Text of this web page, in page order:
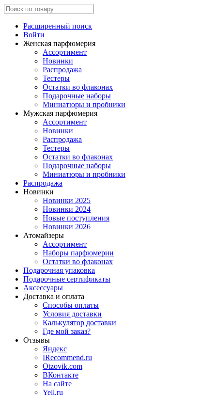
Расширенный поиск
Войти
Женская парфюмерия
Ассортимент
Новинки
Распродажа
Тестеры
Остатки во флаконах
Подарочные наборы
Миниатюры и пробники
Мужская парфюмерия
Ассортимент
Новинки
Распродажа
Тестеры
Остатки во флаконах
Подарочные наборы
Миниатюры и пробники
Распродажа
Новинки
Новинки 2025
Новинки 2024
Новые поступления
Новинки 2026
Атомайзеры
Ассортимент
Наборы парфюмерии
Остатки во флаконах
Подарочная упаковка
Подарочные сертификаты
Аксессуары
Доставка и оплата
Способы оплаты
Условия доставки
Калькулятор доставки
Где мой заказ?
Отзывы
Яндекс
IRecommend.ru
Otzovik.com
ВКонтакте
На сайте
Yell.ru